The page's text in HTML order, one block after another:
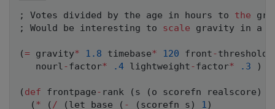
; Votes divided by the age in hours to the
;
Would be interesting to scale gravity in a
(= gravity* 1.8 timebase* 120 front-threshold
   nourl
-factor* .4 lightweight-factor* .3 )
( def frontpage- rank ( s ( o scorefn realscore )
( * ( / ( let base ( - ( scorefn s ) 1 )